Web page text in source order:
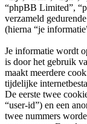
“phpBB Limited”,
verzameld
(hierna “je
Je informatie wordt
is door het gebruik
maakt meerdere
tijdelijke
De eerste twee
“user-id”) en een
twee nummers